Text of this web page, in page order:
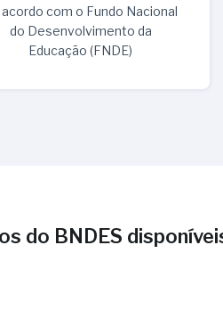
com o Fundo Nacional
do Desenvolvimento da
Educação (FNDE)
do BNDES